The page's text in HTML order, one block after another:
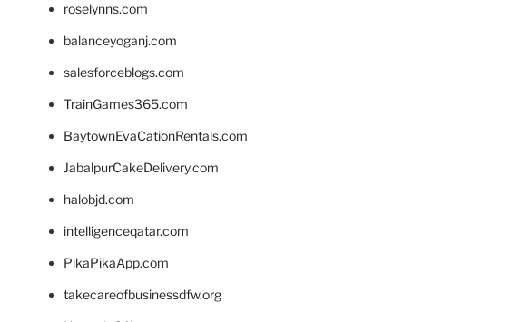
roselynns.com
balanceyoganj.com
salesforceblogs.com
TrainGames365.com
BaytownEvaCationRentals.com
JabalpurCakeDelivery.com
halobjd.com
intelligenceqatar.com
PikaPikaApp.com
takecareofbusinessdfw.org